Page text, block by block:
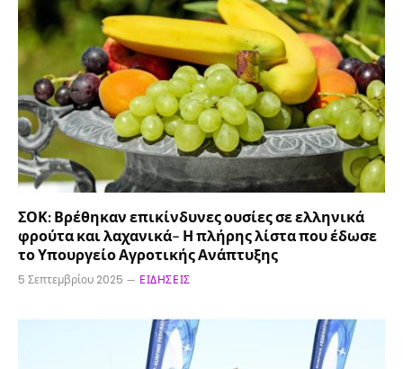
ΣΟΚ: Βρέθηκαν επικίνδυνες ουσίες σε ελληνικά
φρούτα και λαχανικά– Η πλήρης λίστα που έδωσε
το Υπουργείο Αγροτικής Ανάπτυξης
5 Σεπτεμβρίου 2025 ΕΙΔΉΣΕΙΣ